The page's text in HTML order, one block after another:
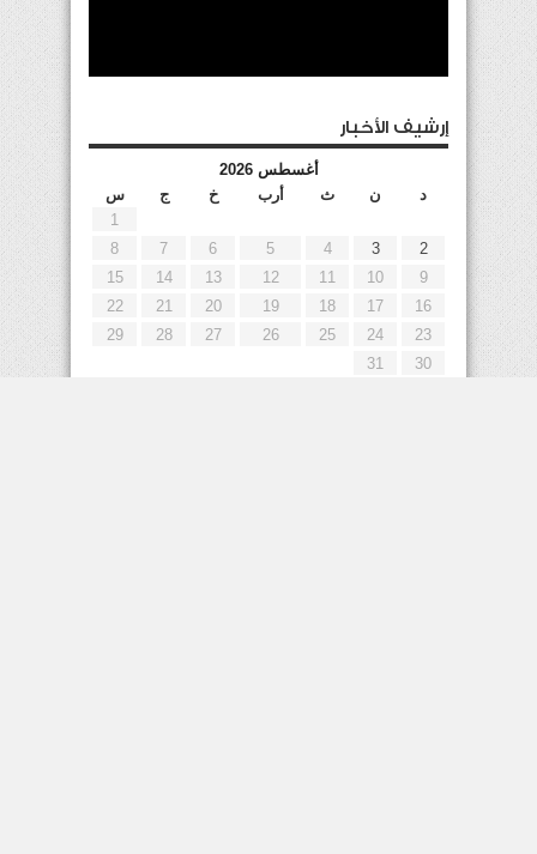
إرشيف الأخبار
أغسطس 2026
د
ن ث أرب خ ج
س
1
2
3
4
5
6
7
8
9
10
11
12
13
14
15
16
17
18
19
20
21
22
23
24
25
26
27
28
29
30
31